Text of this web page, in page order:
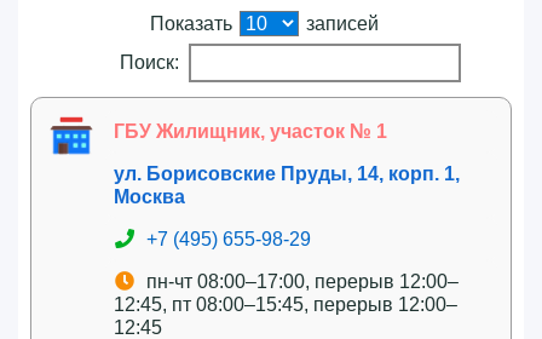
Показать
записей
Поиск:
ГБУ Жилищник, участок № 1
ул. Борисовские Пруды, 14, корп. 1,
Москва
+7 (495) 655-98-29
пн-чт 08:00–17:00, перерыв 12:00–
12:45, пт 08:00–15:45, перерыв 12:00–
12:45